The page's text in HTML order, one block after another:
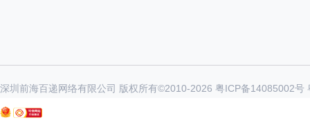
深圳前海百递网络有限公司 版权所有©2010-2026 粤ICP备14085002号